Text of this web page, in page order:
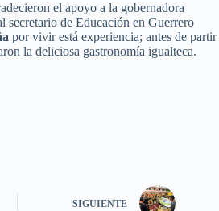
el apoyo a la gobernadora
secretario de Educación en Guerrero
por vivir está experiencia; antes de partir
la deliciosa gastronomía igualteca.
SIGUIENTE